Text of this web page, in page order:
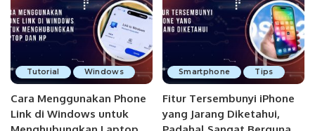
Tutorial Windows
Cara Menggunakan Phone
Link di Windows untuk
Smartphone Tips
Fitur Tersembunyi iPhone
yang Jarang Diketahui,